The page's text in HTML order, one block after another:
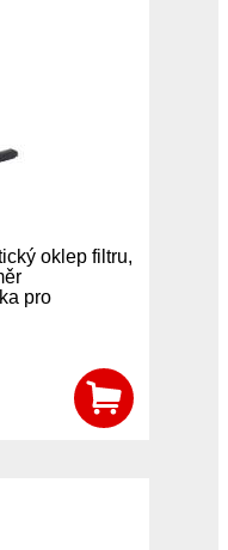
oklep filtru,
pro